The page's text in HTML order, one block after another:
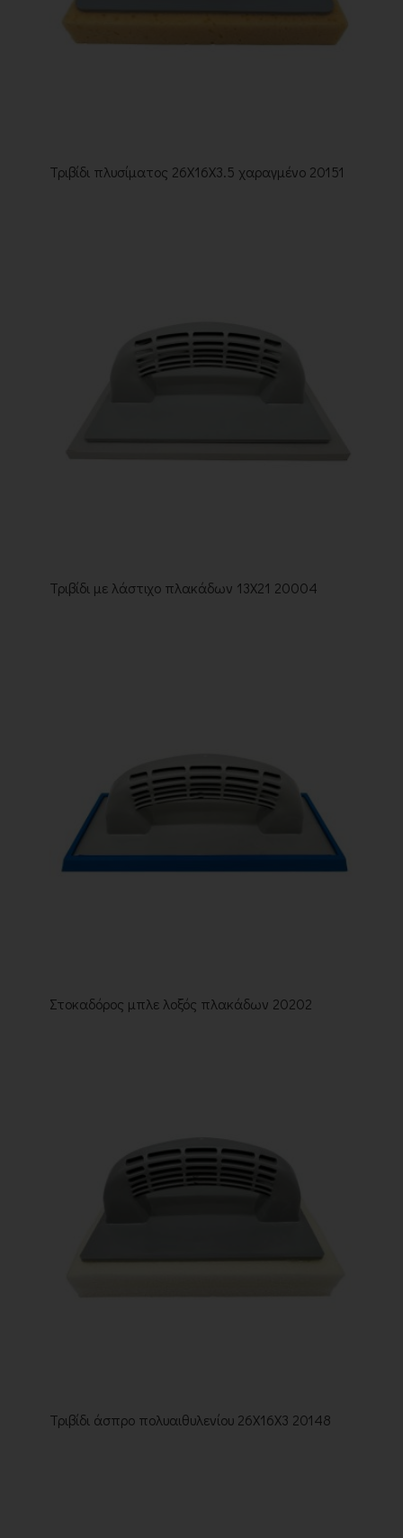
Τριβίδι πλυσίματος 26Χ16Χ3.5 χαραγμένο 20151
Τριβίδι με λάστιχο πλακάδων 13Χ21 20004
Στοκαδόρος μπλε λοξός πλακάδων 20202
Τριβίδι άσπρο πολυαιθυλενίου 26Χ16Χ3 20148